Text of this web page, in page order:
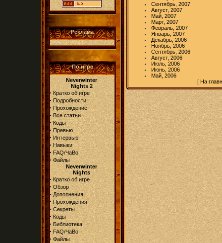
Реклама
По игре
Neverwinter
Nights 2
· Кратко об игре
· Подробности
· Прохождение
· Все статьи
· Коды
· Превью
· Интервью
· Навыки
· FAQ/ЧаВо
· Файлы
Neverwinter
Nights
· Кратко об игре
· Обзор
· Дополнения
· Прохождения
· Секреты
· Коды
· Библиотека
· FAQ/ЧаВо
· Файлы
Сентябрь, 2007
Август, 2007
Май, 2007
Март, 2007
Февраль, 2007
Январь, 2007
Декабрь, 2006
Ноябрь, 2006
Сентябрь, 2006
Август, 2006
Июль, 2006
Июнь, 2006
Май, 2006
[ На